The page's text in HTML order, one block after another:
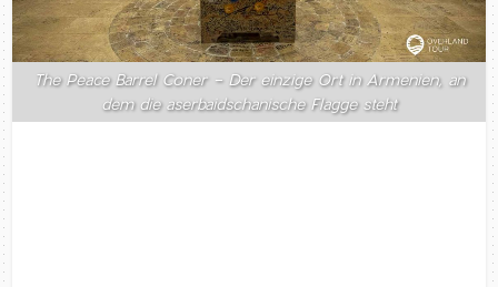
The Peace Barrel Coner - Der einzige Ort in Armenien, an
dem die aserbaidschanische Flagge steht